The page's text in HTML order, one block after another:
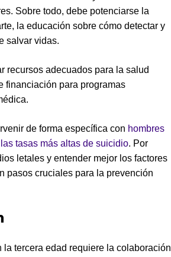
Sobre todo, debe potenciarse la
la educación sobre cómo detectar y
salvar vidas.
recursos adecuados para la salud
financiación para programas
de forma específica con hombres
tasas más altas de suicidio. Por
letales y entender mejor los factores
pasos cruciales para la prevención
tercera edad requiere la colaboración